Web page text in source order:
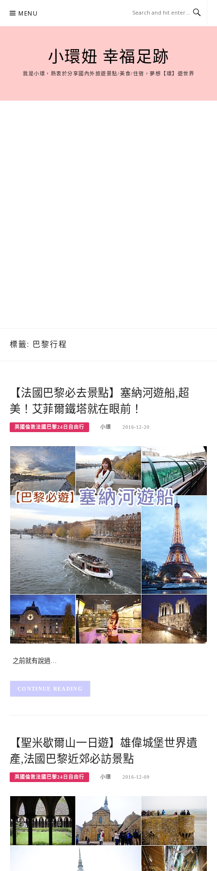
content
MENU
小環妞 幸福足跡
我是小環，熱衷於分享國內外旅遊景點/美食/住宿，夢想【環】遊世界
標籤: 巴黎行程
【法國巴黎必去景點】塞納河遊船,超
美！艾菲爾鐵塔就在眼前！
英國倫敦法國巴黎24日自由行 小環 2016-12-20
之前就有說過…
CONTINUE READING
【聖米歇爾山一日遊】雄偉城堡世界遺
產,法國巴黎近郊必訪景點
英國倫敦法國巴黎24日自由行 小環 2016-12-09